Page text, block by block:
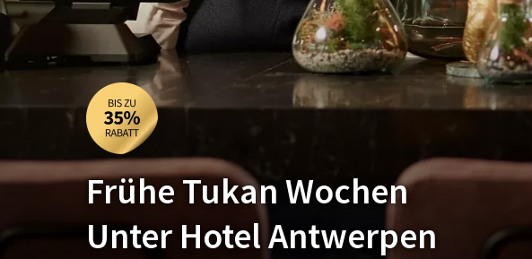
Frühe Tukan Wochen
Unter Hotel Antwerpen